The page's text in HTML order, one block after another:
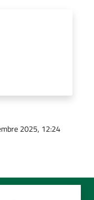
2025, 12:24